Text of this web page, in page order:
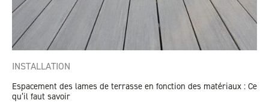
INSTALLATION
Espacement des lames de terrasse en fonction des matériaux : Ce
qu’il faut savoir